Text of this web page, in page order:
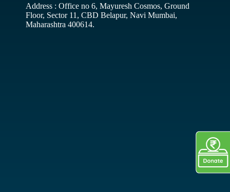
Address : Office no 6, Mayuresh Cosmos, Ground
Floor, Sector 11, CBD Belapur, Navi Mumbai,
Maharashtra 400614.